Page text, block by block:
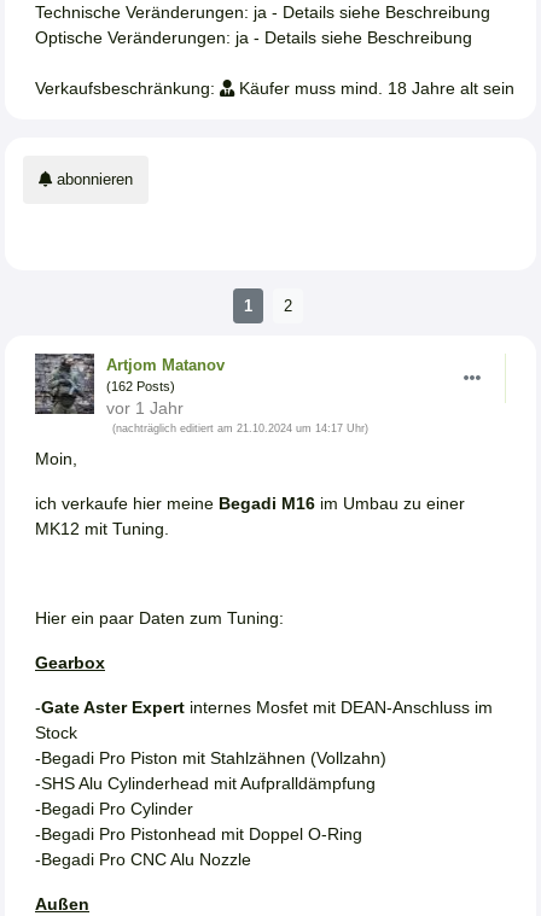
Technische Veränderungen: ja - Details siehe Beschreibung
Optische Veränderungen: ja - Details siehe Beschreibung
Verkaufsbeschränkung: Käufer muss mind. 18 Jahre alt sein
abonnieren
1 2
Artjom Matanov
(162 Posts)
vor 1 Jahr
(nachträglich editiert am 21.10.2024 um 14:17 Uhr)
Moin,
ich verkaufe hier meine Begadi M16 im Umbau zu einer
MK12 mit Tuning.
Hier ein paar Daten zum Tuning:
Gearbox
-Gate Aster Expert internes Mosfet mit DEAN-Anschluss im
Stock
-Begadi Pro Piston mit Stahlzähnen (Vollzahn)
-SHS Alu Cylinderhead mit Aufpralldämpfung
-Begadi Pro Cylinder
-Begadi Pro Pistonhead mit Doppel O-Ring
-Begadi Pro CNC Alu Nozzle
Außen